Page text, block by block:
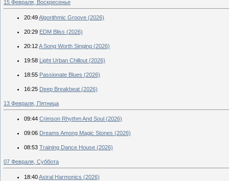
15 Февраля, Воскресенье
20:49Algorithmic Groove (2026)
20:29 EDM Bliss (2026)
20:12A Song Worth Singing (2026)
19:58 Light Urban Chillout (2026)
18:55 Passionate Blues (2026)
16:25 Deep Breakbeat (2026)
13 Февраля, Пятница
09:44 Crimson Rhythm And Soul (2026)
09:06 Dreams Among Magic Stones (2026)
08:53 Training Dance House (2026)
07 Февраля, Суббота
18:40Astral Harmonics (2026)